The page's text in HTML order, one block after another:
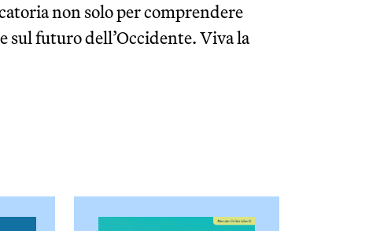
non solo per comprendere
sul futuro dell’Occidente. Viva la